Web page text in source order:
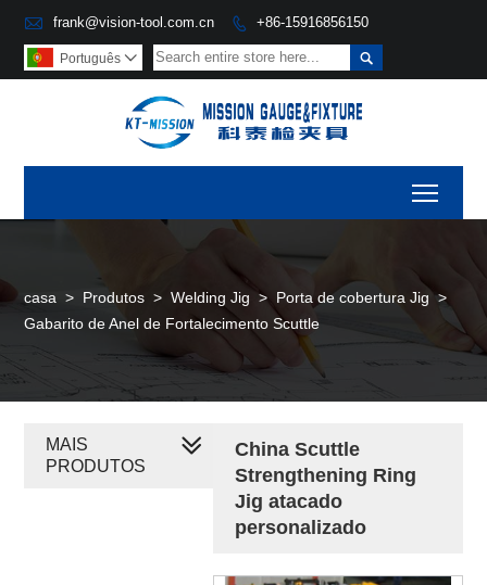
 frank@vision-tool.com.cn  +86-15916856150

Português 
casa > Produtos > Welding Jig > Porta de cobertura Jig >
Gabarito de Anel de Fortalecimento Scuttle
China Scuttle
Strengthening Ring
Jig atacado
personalizado
MAIS
PRODUTOS